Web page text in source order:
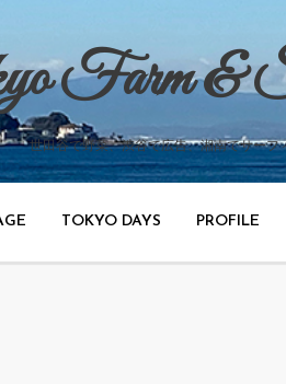
Farm &
世田谷で野菜、渋谷で広告、湘南でサーフ
TOKYO DAYS PROFILE